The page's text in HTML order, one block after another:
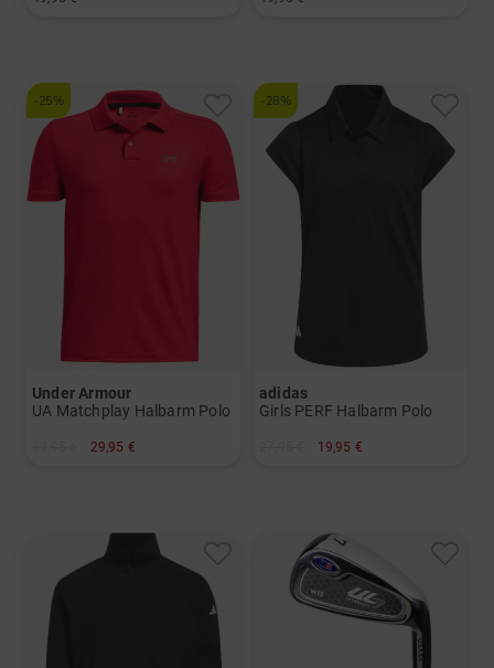
-25%
Under Armour
UA Matchplay Halbarm Polo
29,95 €
-28%
adidas
Girls PERF Halbarm Polo
19,95 €